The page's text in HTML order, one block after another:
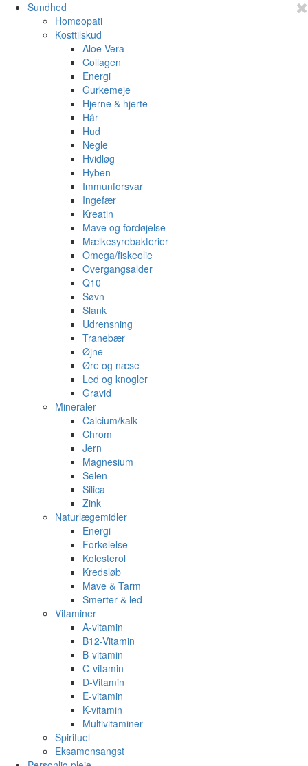
Sundhed
Homøopati
Kosttilskud
Aloe Vera
Collagen
Energi
Gurkemeje
Hjerne & hjerte
Hår
Hud
Negle
Hvidløg
Hyben
Immunforsvar
Ingefær
Kreatin
Mave og fordøjelse
Mælkesyrebakterier
Omega/fiskeolie
Overgangsalder
Q10
Søvn
Slank
Udrensning
Tranebær
Øjne
Øre og næse
Led og knogler
Gravid
Mineraler
Calcium/kalk
Chrom
Jern
Magnesium
Selen
Silica
Zink
Naturlægemidler
Energi
Forkølelse
Kolesterol
Kredsløb
Mave & Tarm
Smerter & led
Vitaminer
A-vitamin
B12-Vitamin
B-vitamin
C-vitamin
D-Vitamin
E-vitamin
K-vitamin
Multivitaminer
Spirituel
Eksamensangst